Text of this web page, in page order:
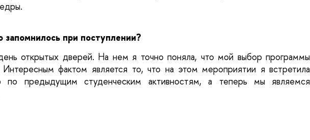
запомнилось при поступлении?
открытых дверей. На нем я точно поняла, что мой выбор программы
Интересным фактом является то, что на этом мероприятии я встретила
по предыдущим студенческим активностям, а теперь мы являемся